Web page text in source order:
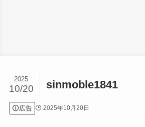
sinmoble1841
2025
10/20
広告 2025年10月20日